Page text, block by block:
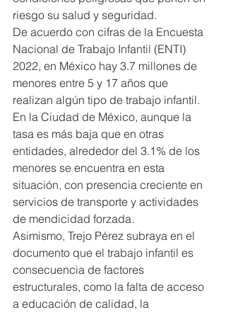
riesgo su salud y seguridad.
De acuerdo con cifras de la Encuesta
Nacional de Trabajo Infantil (ENTI)
2022, en México hay 3.7 millones de
menores entre 5 y 17 años que
realizan algún tipo de trabajo infantil.
En la Ciudad de México, aunque la
tasa es más baja que en otras
entidades, alrededor del 3.1% de los
menores se encuentra en esta
situación, con presencia creciente en
servicios de transporte y actividades
de mendicidad forzada.
Asimismo, Trejo Pérez subraya en el
documento que el trabajo infantil es
consecuencia de factores
estructurales, como la falta de acceso
a educación de calidad, la